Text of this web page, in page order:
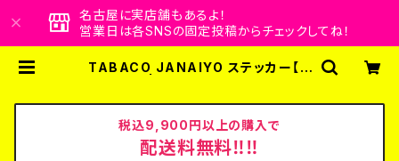
名古屋に実店舗もあるよ！
営業日は各SNSの固定投稿からチェックしてね！
TABACO JANAIYO ステッカー【３
税込9,900円以上の購入で
配送料無料‼‼